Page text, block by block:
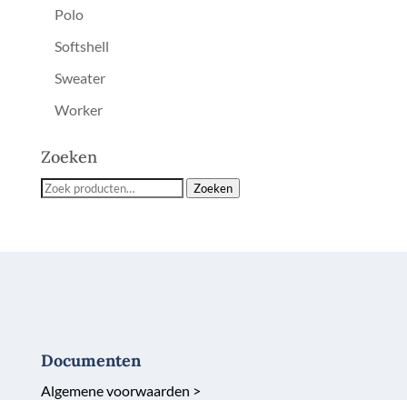
Polo
Softshell
Sweater
Worker
Zoeken
Zoeken
Zoeken
Documenten
Algemene voorwaarden >